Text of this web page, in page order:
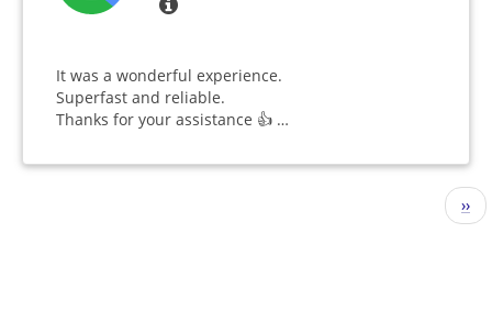
It was a wonderful experience.
Superfast and reliable.
Thanks for your assistance 👍 …
下
一
››